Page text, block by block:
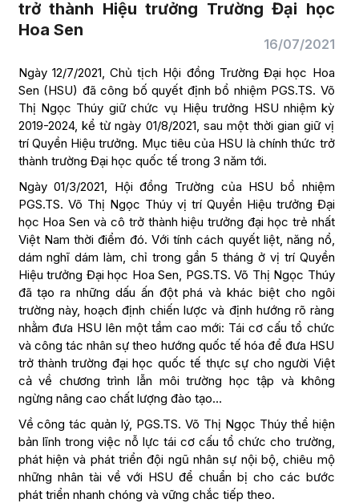
trở thành Hiệu trưởng Trường Đại học
Hoa Sen
16/07/2021
Ngày 12/7/2021, Chủ tịch Hội đồng Trường Đại học Hoa
Sen (HSU) đã công bố quyết định bổ nhiệm PGS.TS. Võ
Thị Ngọc Thúy giữ chức vụ Hiệu trưởng HSU nhiệm kỳ
2019-2024, kể từ ngày 01/8/2021, sau một thời gian giữ vị
trí Quyền Hiệu trưởng. Mục tiêu của HSU là chính thức trở
thành trường Đại học quốc tế trong 3 năm tới.
Ngày 01/3/2021, Hội đồng Trường của HSU bổ nhiệm
PGS.TS. Võ Thị Ngọc Thúy vị trí Quyền Hiệu trưởng Đại
học Hoa Sen và cô trở thành hiệu trưởng đại học trẻ nhất
Việt Nam thời điểm đó. Với tính cách quyết liệt, năng nổ,
dám nghĩ dám làm, chỉ trong gần 5 tháng ở vị trí Quyền
Hiệu trưởng Đại học Hoa Sen, PGS.TS. Võ Thị Ngọc Thúy
đã tạo ra những dấu ấn đột phá và khác biệt cho ngôi
trường này, hoạch định chiến lược và định hướng rõ ràng
nhằm đưa HSU lên một tầm cao mới: Tái cơ cấu tổ chức
và công tác nhân sự theo hướng quốc tế hóa để đưa HSU
trở thành trường đại học quốc tế thực sự cho người Việt
cả về chương trình lẫn môi trường học tập và không
ngừng nâng cao chất lượng đào tạo…
Về công tác quản lý, PGS.TS. Võ Thị Ngọc Thúy thể hiện
bản lĩnh trong việc nỗ lực tái cơ cấu tổ chức cho trường,
phát hiện và phát triển đội ngũ nhân sự nội bộ, chiêu mộ
những nhân tài về với HSU để chuẩn bị cho các bước
phát triển nhanh chóng và vững chắc tiếp theo.